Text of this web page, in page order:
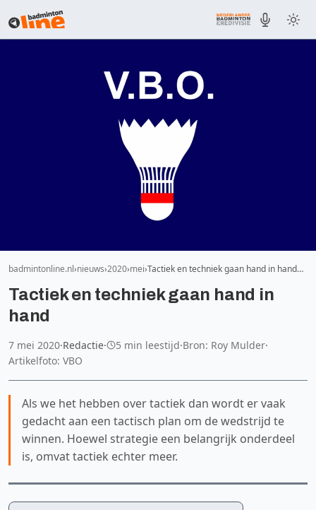
badmintonline.nl nieuws 2020 mei Tactiek en techniek gaan hand in hand…
Tactiek en techniek gaan hand in
hand
7 mei 2020·Redactie· 5 min leestijd·Bron: Roy Mulder·
Artikelfoto: VBO
Als we het hebben over tactiek dan wordt er vaak
gedacht aan een tactisch plan om de wedstrijd te
winnen. Hoewel strategie een belangrijk onderdeel
is, omvat tactiek echter meer.